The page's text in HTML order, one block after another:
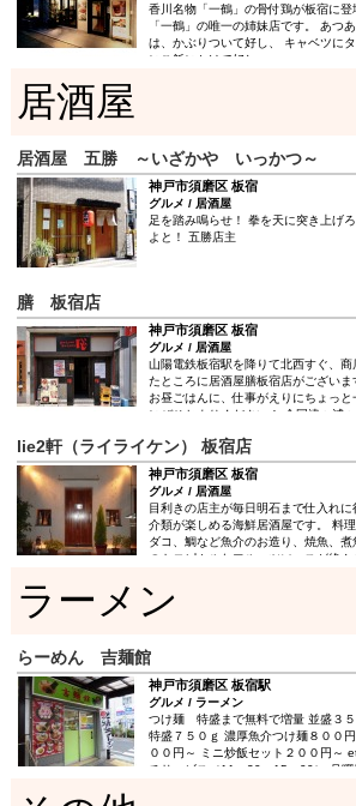
香川名物「一鶴」の骨付鶏が板宿に
「一鶴」の唯一の姉妹店です。 あつ
は、かぶりついて好し、 キャベツに
にご飯にかけて好し。
居酒屋
居酒屋 五勝 ～いざかや いっかつ～
神戸市須磨区 板宿
グルメ / 居酒屋
足を踏み鳴らせ！ 拳を天に突き上げ
よと！ 五勝店主
膳 板宿店
神戸市須磨区 板宿
グルメ / 居酒屋
山陽電鉄板宿駅を降りて北西すぐ、
たところに居酒屋膳板宿店がござい
お昼ごはんに、仕事がえりにちょっ
にぜひおよりください！ 全国津々浦
ております。 店内の生けすには、ア
ジなど、毎日、旬の魚介がスタンバ
活サザエ造り(2個￥1100)など、鮮度
た、新鮮な和牛肉刺身(￥850)など、
る和牛料理も評判だ。ほか、冬のて
モン鍋(￥1600)など、鍋も充実。店
(￥500～)とともにお楽しみください。
lie2軒（ライライケン） 板宿店
神戸市須磨区 板宿
グルメ / 居酒屋
目利きの店主が毎日明石まで仕入れ
介類が楽しめる海鮮居酒屋です。 料
ダコ、鯛など魚介のお造り、焼魚、
のトロピカルなフルーツソースが絡
焼穴子の釜飯まで多彩な味覚が楽しめ
ラーメン
らーめん 吉麺館
神戸市須磨区 板宿駅
グルメ / ラーメン
つけ麺 特盛まで無料で増量 並盛
特盛７５０ｇ 濃厚魚介つけ麺８００
００円～ ミニ炒飯セット２００円～
チサービス（11：30～15：00） 月